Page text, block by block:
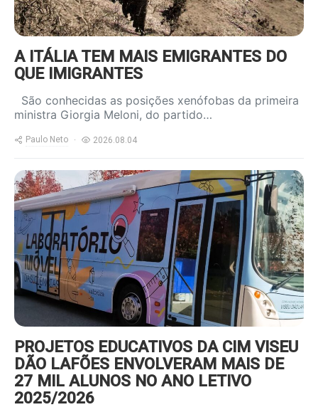
A ITÁLIA TEM MAIS EMIGRANTES DO
QUE IMIGRANTES
São conhecidas as posições xenófobas da primeira
ministra Giorgia Meloni, do partido…
Paulo Neto 2026.08.04
https://www.ruadireita.pt/wp-
content/uploads/2026/08/autocarro-
800x600.jpg
PROJETOS EDUCATIVOS DA CIM VISEU
DÃO LAFÕES ENVOLVERAM MAIS DE
27 MIL ALUNOS NO ANO LETIVO
2025/2026